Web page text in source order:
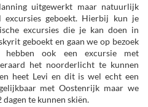
uitgewerkt maar natuurlijk
geboekt. Hierbij kun je
excursies die je kan doen in
geboekt en gaan we op bezoek
ook een excursie met
het noorderlicht te kunnen
heet Levi en dit is wel echt een
met Oostenrijk maar we
te kunnen skiën.